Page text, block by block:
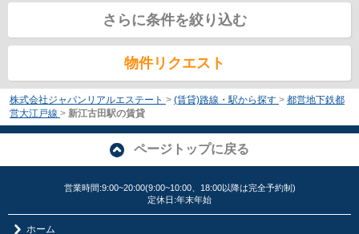
さらに条件を絞り込む
物件リクエスト
株式会社ジャパンリアルエステート > (賃貸)路線・駅から探す > 都営地下鉄都
営大江戸線 > 新江古田駅の賃貸
ページトップに戻る
営業時間:9:00~20:00(9:00~10:00、18:00以降は完全予約制)
定休日:年末年始
ホーム